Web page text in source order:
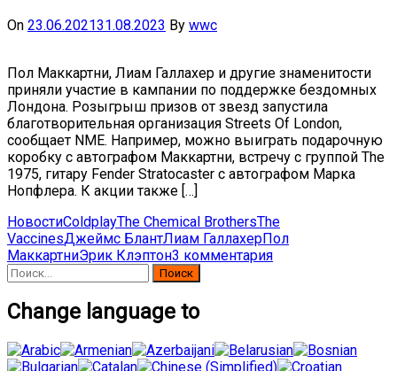
On 23.06.202131.08.2023 By wwc
Пол Маккартни, Лиам Галлахер и другие знаменитости
приняли участие в кампании по поддержке бездомных
Лондона. Розыгрыш призов от звезд запустила
благотворительная организация Streets Of London,
сообщает NME. Например, можно выиграть подарочную
коробку с автографом Маккартни, встречу с группой The
1975, гитару Fender Stratocaster с автографом Марка
Нопфлера. К акции также […]
НовостиColdplayThe Chemical BrothersThe
VaccinesДжеймс БлантЛиам ГаллахерПол
МаккартниЭрик Клэптон3 комментария
Найти:
Change language to